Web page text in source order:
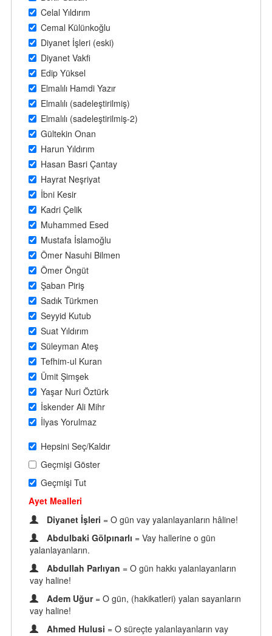
Celal Yıldırım
Cemal Külünkoğlu
Diyanet İşleri (eski)
Diyanet Vakfi
Edip Yüksel
Elmalılı Hamdi Yazır
Elmalılı (sadeleştirilmiş)
Elmalılı (sadeleştirilmiş-2)
Gültekin Onan
Harun Yıldırım
Hasan Basri Çantay
Hayrat Neşriyat
İbni Kesir
Kadri Çelik
Muhammed Esed
Mustafa İslamoğlu
Ömer Nasuhi Bilmen
Ömer Öngüt
Şaban Piriş
Sadık Türkmen
Seyyid Kutub
Suat Yıldırım
Süleyman Ateş
Tefhim-ul Kuran
Ümit Şimşek
Yaşar Nuri Öztürk
İskender Ali Mihr
İlyas Yorulmaz
Hepsini Seç/Kaldır
Geçmişi Göster
Geçmişi Tut
Ayet Mealleri
Diyanet İşleri = O gün vay yalanlayanların hâline!
Abdulbaki Gölpınarlı = Vay hallerine o gün
yalanlayanların.
Abdullah Parlıyan = O gün hakkı yalanlayanların
vay haline!
Adem Uğur = O gün, (hakikatleri) yalan sayanların
vay haline!
Ahmed Hulusi = O süreçte yalanlayanların vay